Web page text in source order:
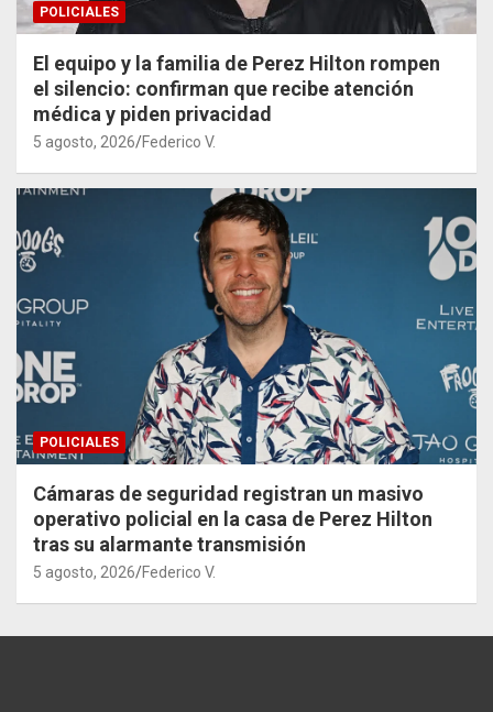
POLICIALES
El equipo y la familia de Perez Hilton rompen
el silencio: confirman que recibe atención
médica y piden privacidad
5 agosto, 2026 Federico V.
POLICIALES
Cámaras de seguridad registran un masivo
operativo policial en la casa de Perez Hilton
tras su alarmante transmisión
5 agosto, 2026 Federico V.